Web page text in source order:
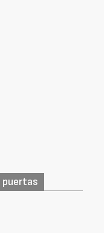
puertas